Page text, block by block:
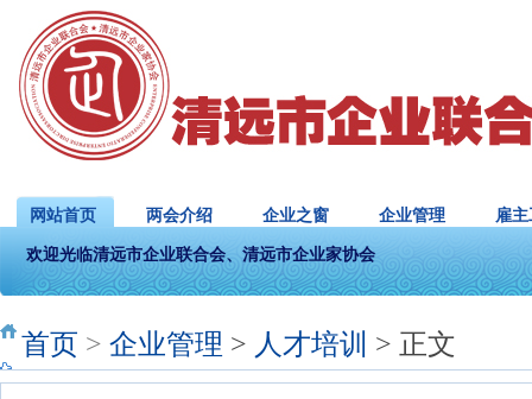
网站首页 两会介绍 企业之窗 企业管理 雇
欢迎光临清远市企业联合会、清远市企业家协会
首页 > 企业管理 > 人才培训 > 正文